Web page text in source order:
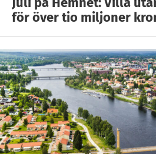
för över tio miljoner